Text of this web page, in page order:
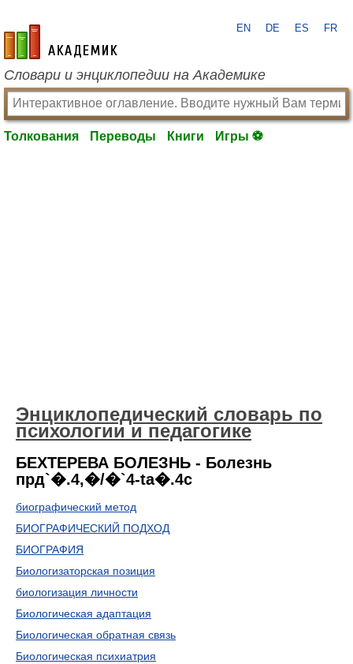
academic.ru
EN DE ES FR
Словари и энциклопедии на Академике
Толкования Переводы Книги Игры ⚽
Энциклопедический словарь по
психологии и педагогике
БЕХТЕРЕВА БОЛЕЗНЬ - Болезнь
прд`�.4,�/�`4-ta�.4c
биографический метод
БИОГРАФИЧЕСКИЙ ПОДХОД
БИОГРАФИЯ
Биологизаторская позиция
биологизация личности
Биологическая адаптация
Биологическая обратная связь
Биологическая психиатрия